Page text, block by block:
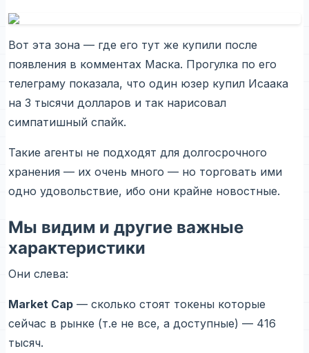
Вот эта зона — где его тут же купили после
появления в комментах Маска. Прогулка по его
телеграму показала, что один юзер купил Исаака
на 3 тысячи долларов и так нарисовал
симпатишный спайк.
Такие агенты не подходят для долгосрочного
хранения — их очень много — но торговать ими
одно удовольствие, ибо они крайне новостные.
Мы видим и другие важные
характеристики
Они слева:
Market Cap — сколько стоят токены которые
сейчас в рынке (т.е не все, а доступные) — 416
тысяч.